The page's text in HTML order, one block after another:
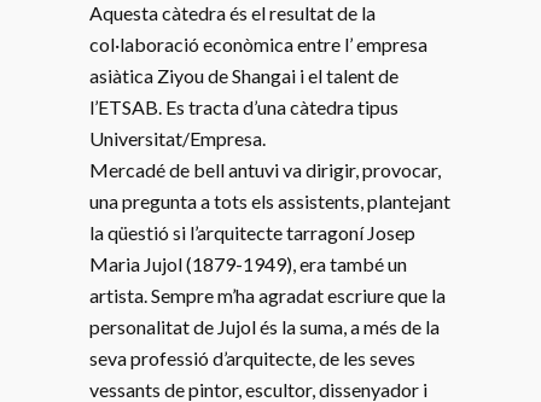
Aquesta càtedra és el resultat de la
col·laboració econòmica entre l’ empresa
asiàtica Ziyou de Shangai i el talent de
l’ETSAB. Es tracta d’una càtedra tipus
Universitat/Empresa.
Mercadé de bell antuvi va dirigir, provocar,
una pregunta a tots els assistents, plantejant
la qüestió si l’arquitecte tarragoní Josep
Maria Jujol (1879-1949), era també un
artista. Sempre m’ha agradat escriure que la
personalitat de Jujol és la suma, a més de la
seva professió d’arquitecte, de les seves
vessants de pintor, escultor, dissenyador i